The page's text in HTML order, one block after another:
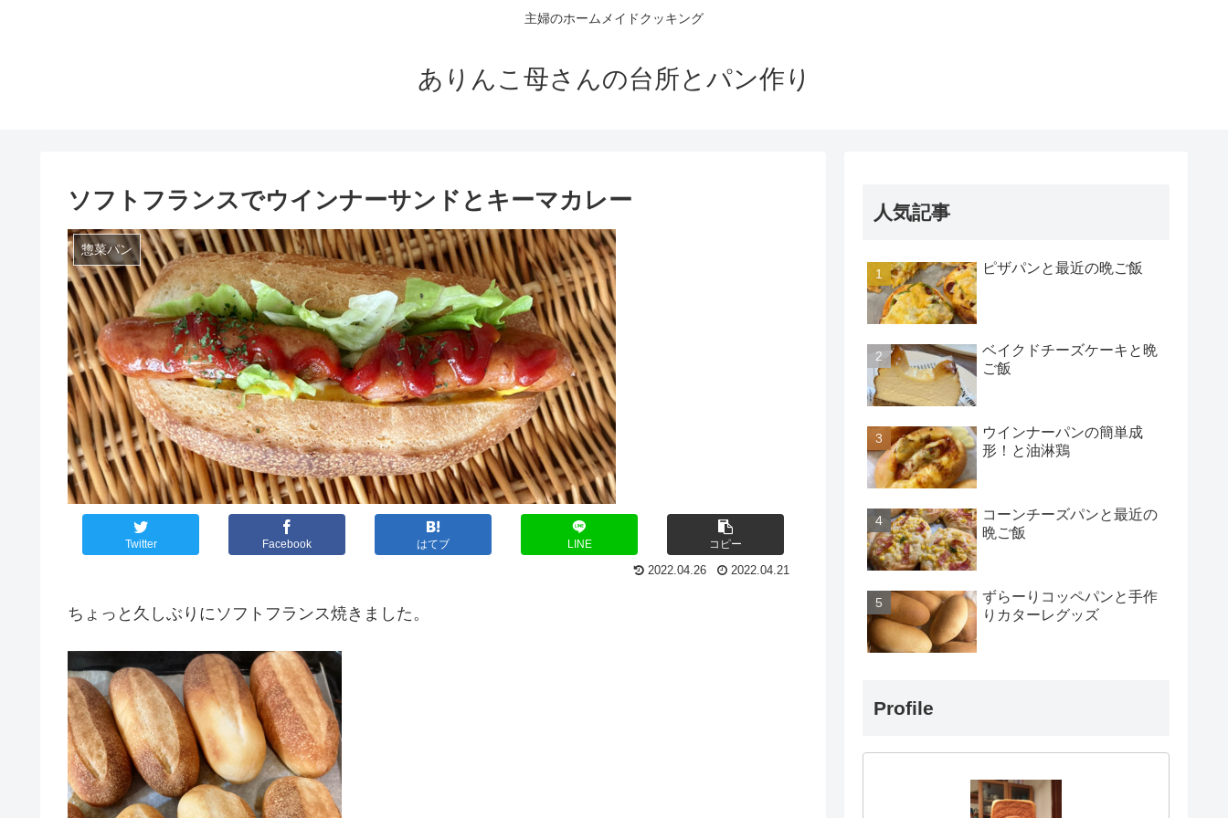
主婦のホームメイドクッキング
ありんこ母さんの台所とパン作り
ソフトフランスでウインナーサンドとキーマカレー
惣菜パン
Twitter Facebook はてブ LINE コピー
2022.04.26 2022.04.21
ちょっと久しぶりにソフトフランス焼きました。
人気記事
ピザパンと最近の晩ご飯
ベイクドチーズケーキと晩
ご飯
ウインナーパンの簡単成
形！と油淋鶏
コーンチーズパンと最近の
晩ご飯
ずらーりコッペパンと手作
りカターレグッズ
Profile